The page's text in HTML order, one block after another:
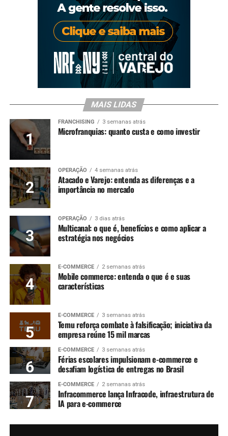
MAIS LIDAS
FRANCHISING 3 semanas atrás
Microfranquias: quanto custa e como investir
OPERAÇÃO 4 semanas atrás
Atacado e Varejo: entenda as diferenças e a
importância no mercado
OPERAÇÃO 3 dias atrás
Multicanal: o que é, benefícios e como aplicar a
estratégia nos negócios
E-COMMERCE 2 semanas atrás
Mobile commerce: entenda o que é e suas
características
E-COMMERCE 3 semanas atrás
Temu reforça combate à falsificação; iniciativa da
empresa reúne 15 mil marcas
E-COMMERCE 3 semanas atrás
Férias escolares impulsionam e-commerce e
desafiam logística de entregas no Brasil
E-COMMERCE 2 semanas atrás
Infracommerce lança Infracode, infraestrutura de
IA para e-commerce